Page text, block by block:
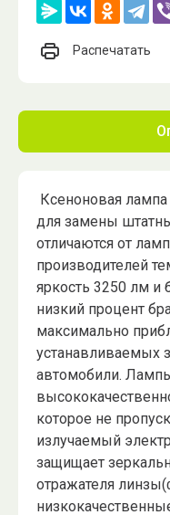
Распечатать
Ксеноновая лампа
для замены
отличаются от
производителей
яркость 3250 лм
низкий процент
максимально
устанавливаемых
автомобили.
которое не
излучаемый
защищает
отражателя